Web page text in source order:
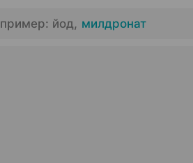
йод, милдронат